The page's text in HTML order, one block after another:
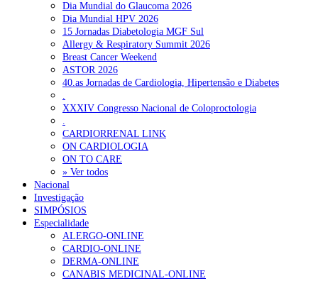
ULS Alto Alentejo e IPO de Lisboa reforçam cooperação em
Oncologia, formação e investigação 5 de Agosto, 2026
Montenegro defende gestão pública ou privada para garantir
médicos de família 5 de Agosto, 2026
Governo admite cobrar taxas a utentes que recusem vaga em
cuidados continuados 5 de Agosto, 2026
Estudo aponta potencial da casca de maracujá-roxo no controlo
da inflamação da asma 5 de Agosto, 2026
NOTÍCIAS MAIS LIDAS
Enfermagem Forense. “Da urgência ao tribunal, cada
gesto conta e cada profissional faz a diferença”
202 visualizações
Dia Mundial do Glaucoma 2026
Dia Mundial HPV 2026
15 Jornadas Diabetologia MGF Sul
Allergy & Respiratory Summit 2026
Breast Cancer Weekend
ASTOR 2026
40.as Jornadas de Cardiologia, Hipertensão e Diabetes
.
XXXIV Congresso Nacional de Coloproctologia
.
CARDIORRENAL LINK
ON CARDIOLOGIA
ON TO CARE
» Ver todos
Nacional
Investigação
SIMPÓSIOS
Especialidade
ALERGO-ONLINE
CARDIO-ONLINE
DERMA-ONLINE
CANABIS MEDICINAL-ONLINE